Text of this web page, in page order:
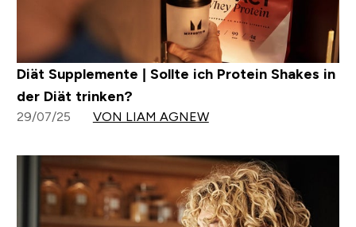
Diät Supplemente | Sollte ich Protein Shakes in
der Diät trinken?
29/07/25 VON LIAM AGNEW